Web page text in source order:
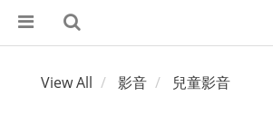
View All 影音 兒童影音